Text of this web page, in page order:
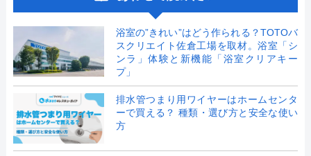
浴室の”きれい”はどう作られる？TOTOバ
スクリエイト佐倉工場を取材。浴室「シ
ンラ」体験と新機能「浴室クリアキー
プ」
排水管つまり用ワイヤーはホームセンタ
ーで買える？ 種類・選び方と安全な使い
方